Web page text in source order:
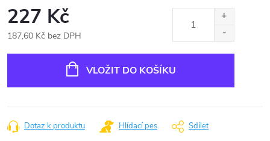
227 Kč
187,60 Kč bez DPH
VLOŽIT DO KOŠÍKU
Dotaz k produktu Hlídací pes Sdílet